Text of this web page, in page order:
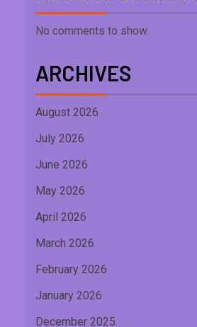
No comments to show.
ARCHIVES
August 2026
July 2026
June 2026
May 2026
April 2026
March 2026
February 2026
January 2026
December 2025